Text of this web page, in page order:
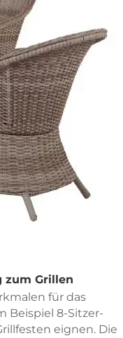
zum Grillen
für das
Beispiel 8-Sitzer-
eignen. Die